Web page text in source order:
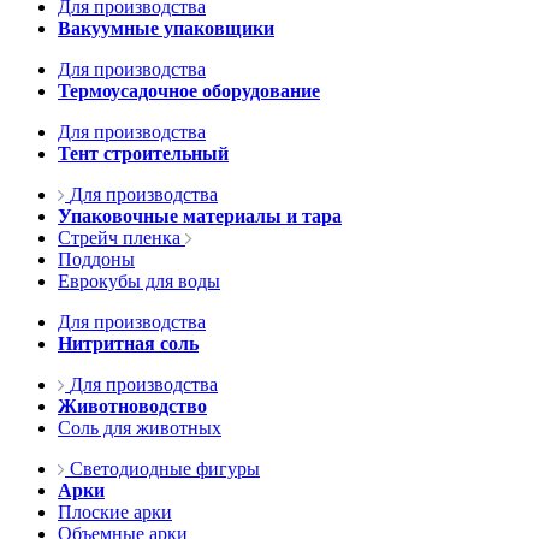
Для производства
Вакуумные упаковщики
Для производства
Термоусадочное оборудование
Для производства
Тент строительный
Для производства
Упаковочные материалы и тара
Стрейч пленка
Поддоны
Еврокубы для воды
Для производства
Нитритная соль
Для производства
Животноводство
Соль для животных
Светодиодные фигуры
Арки
Плоские арки
Объемные арки